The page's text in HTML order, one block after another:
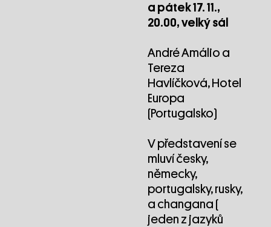
a pátek 17. 11.,
20.00, velký sál
André Amálio a
Tereza
Havlíčková, Hotel
Europa
(Portugalsko)
V představení se
mluví česky,
německy,
portugalsky, rusky,
a changana (
jeden z jazyků